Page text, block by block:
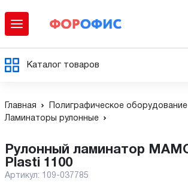
Каталог товаров
Главная
Полиграфическое оборудование
Ламинаторы рулонные
Рулонный ламинатор MAMO
Plasti 1100
Артикул: 109-037785